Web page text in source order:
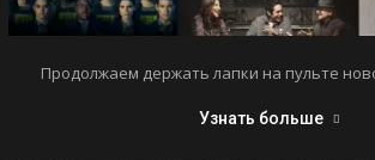
Продолжаем держать лапки на пульте
Узнать больше